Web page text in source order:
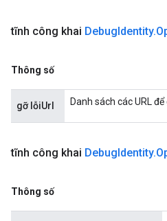
tĩnh công khai DebugIdentity.
Thông số
gỡ lỗiUrl Danh sách các URL
tĩnh công khai DebugIdentity.
Thông số